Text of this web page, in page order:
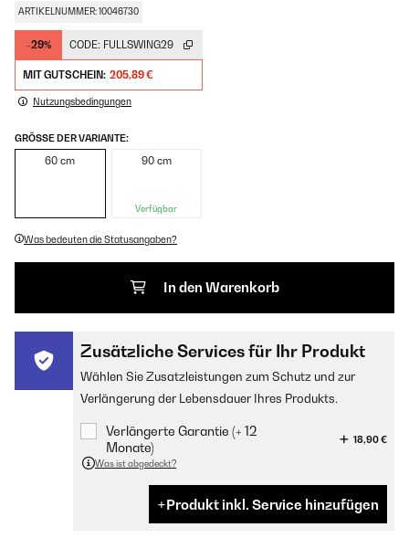
ARTIKELNUMMER: 10046730
-29% CODE: FULLSWING29
MIT GUTSCHEIN: 205,89 €
Nutzungsbedingungen
GRÖSSE DER VARIANTE:
60 cm 90 cm
Verfügbar
Was bedeuten die Statusangaben?
In den Warenkorb
Zusätzliche Services für Ihr Produkt
Wählen Sie Zusatzleistungen zum Schutz und zur
Verlängerung der Lebensdauer Ihres Produkts.
Verlängerte Garantie (+ 12
Monate)
18,90 €
Was ist abgedeckt?
Produkt inkl. Service hinzufügen